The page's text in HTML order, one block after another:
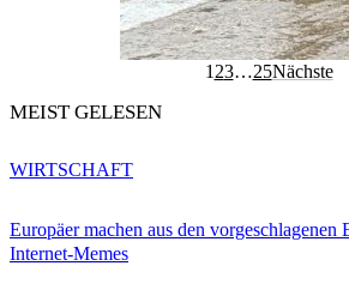
1 23…25Nächste
MEIST GELESEN
Europäer machen aus den vorgeschlagenen
Internet-Memes
WIRTSCHAFT